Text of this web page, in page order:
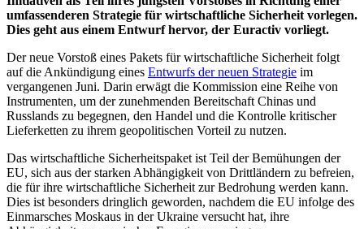
umfassenderen Strategie für wirtschaftliche Sicherheit vorlegen.
Dies geht aus einem Entwurf hervor, der Euractiv vorliegt.
Der neue Vorstoß eines Pakets für wirtschaftliche Sicherheit folgt
auf die Ankündigung eines Entwurfs der neuen Strategie im
vergangenen Juni. Darin erwägt die Kommission eine Reihe von
Instrumenten, um der zunehmenden Bereitschaft Chinas und
Russlands zu begegnen, den Handel und die Kontrolle kritischer
Lieferketten zu ihrem geopolitischen Vorteil zu nutzen.
Das wirtschaftliche Sicherheitspaket ist Teil der Bemühungen der
EU, sich aus der starken Abhängigkeit von Drittländern zu befreien,
die für ihre wirtschaftliche Sicherheit zur Bedrohung werden kann.
Dies ist besonders dringlich geworden, nachdem die EU infolge des
Einmarsches Moskaus in der Ukraine versucht hat, ihre